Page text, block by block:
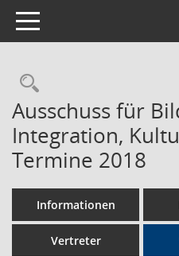
Toggle navigation
Ausschuss für
Integration,
Termine 2018
Informationen
Vertreter